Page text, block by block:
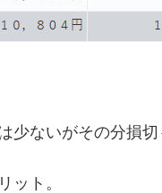
少ないがその分損切
ット。